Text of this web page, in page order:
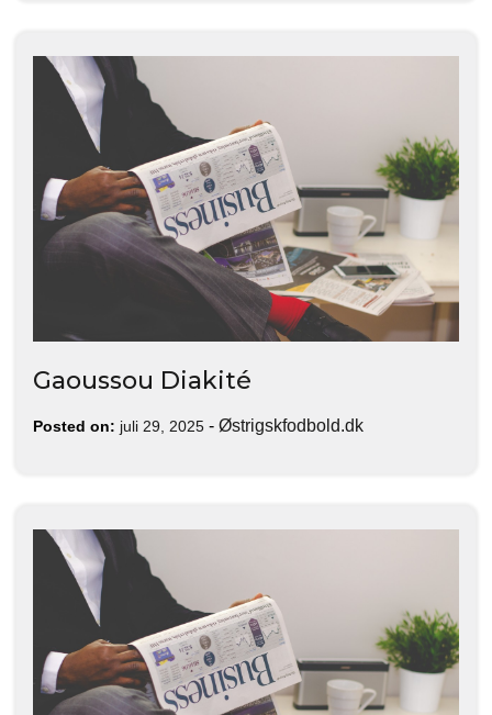
Gaoussou Diakité
Posted on: juli 29, 2025 - Østrigskfodbold.dk